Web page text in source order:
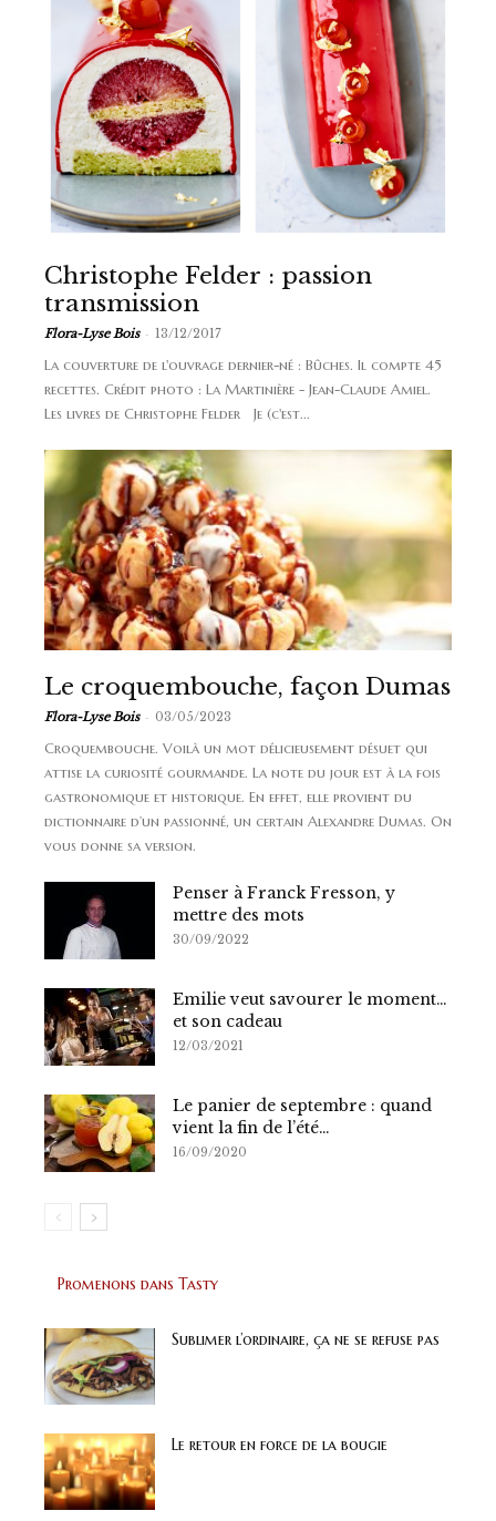
Christophe Felder : passion
transmission
Flora-Lyse Bois - 13/12/2017
La couverture de l'ouvrage dernier-né : Bûches. Il compte 45
recettes. Crédit photo : La Martinière - Jean-Claude Amiel.
Les livres de Christophe Felder Je (c'est...
Le croquembouche, façon Dumas
Flora-Lyse Bois - 03/05/2023
Croquembouche. Voilà un mot délicieusement désuet qui
attise la curiosité gourmande. La note du jour est à la fois
gastronomique et historique. En effet, elle provient du
dictionnaire d’un passionné, un certain Alexandre Dumas. On
vous donne sa version.
Penser à Franck Fresson, y
mettre des mots
30/09/2022
Emilie veut savourer le moment…
et son cadeau
12/03/2021
Le panier de septembre : quand
vient la fin de l’été…
16/09/2020
Promenons dans Tasty
Sublimer l’ordinaire, ça ne se refuse pas
Le retour en force de la bougie